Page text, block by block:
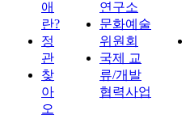
애
란?
정
관
찾
아
오
연구소
문화예술
위원회
국제 교
류/개발
협력사업